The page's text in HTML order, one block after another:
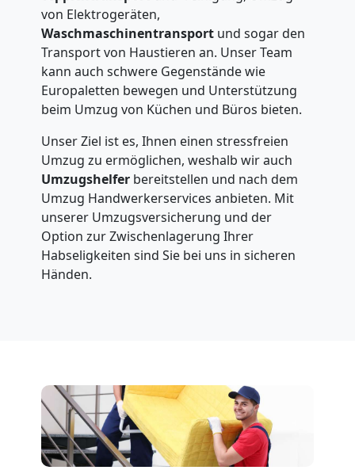
von Elektrogeräten,
Waschmaschinentransport und sogar den
Transport von Haustieren an. Unser Team
kann auch schwere Gegenstände wie
Europaletten bewegen und Unterstützung
beim Umzug von Küchen und Büros bieten.
Unser Ziel ist es, Ihnen einen stressfreien
Umzug zu ermöglichen, weshalb wir auch
Umzugshelfer bereitstellen und nach dem
Umzug Handwerkerservices anbieten. Mit
unserer Umzugsversicherung und der
Option zur Zwischenlagerung Ihrer
Habseligkeiten sind Sie bei uns in sicheren
Händen.